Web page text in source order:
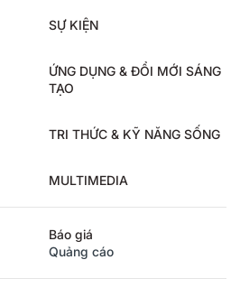
SỰ KIỆN
ỨNG DỤNG & ĐỔI MỚI SÁNG
TẠO
TRI THỨC & KỸ NĂNG SỐNG
MULTIMEDIA
Báo giá
Quảng cáo